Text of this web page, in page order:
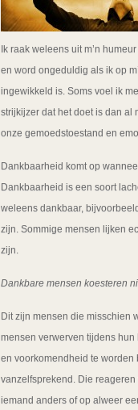
Ik raak weleens uit m’n
en word ongeduldig als ik op
ingewikkeld is. Soms voel ik
strijkijzer dat het doet is dan al
onze gemoedstoestand en
Dankbaarheid komt op
Dankbaarheid is een soort
weleens dankbaar,
zijn. Sommige mensen lijken
zijn.
Dankbare mensen koesteren
Dit zijn mensen die misschien
mensen verwerven tijdens
en voorkomendheid te
vanzelfsprekend. Die
iemand anders of op alweer